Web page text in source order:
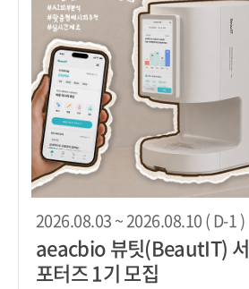
2026.08.03 ~ 2026.08.10 ( D-1 )
aeacbio 뷰팃(BeautIT) 서
포터즈 1기 모집